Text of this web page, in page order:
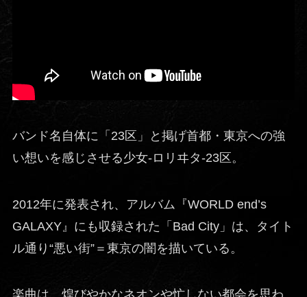
バンド名自体に「23区」と掲げ首都・東京への強
い想いを感じさせる少女-ロリヰタ-23区。
2012年に発表され、アルバム『WORLD end’s
GALAXY』にも収録された「Bad City」は、タイト
ル通り“悪い街”＝東京の闇を描いている。